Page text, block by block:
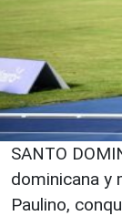
SANTO
dominicana y
Paulino,